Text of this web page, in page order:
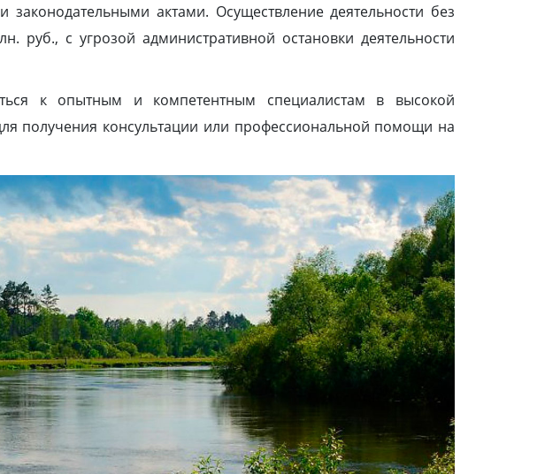
актами. Осуществление деятельности без
руб., с угрозой административной остановки деятельности
к опытным и компетентным специалистам в высокой
получения консультации или профессиональной помощи на